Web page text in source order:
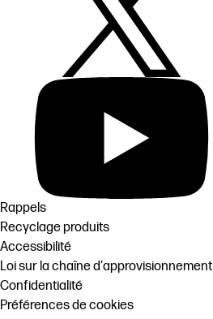
Rappels
Recyclage produits
Accessibilité
Loi sur la chaîne d'approvisionnement
Confidentialité
Préférences de cookies